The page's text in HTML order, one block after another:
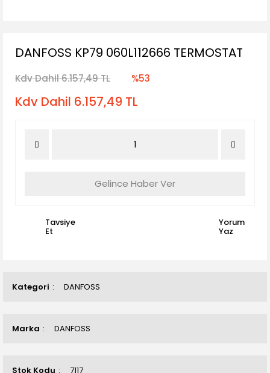
Kategori DANFOSS
Marka DANFOSS
Stok Kodu 7117
DANFOSS KP79 060L112666 TERMOSTAT
Kdv Dahil 6.157,49 TL %53
Kdv Dahil 6.157,49 TL
Gelince Haber Ver
Tavsiye
Et
Yorum
Yaz